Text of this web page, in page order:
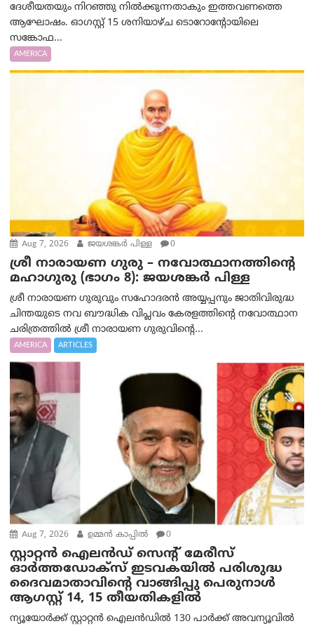
ദേശീയതയും നിറഞ്ഞു നിൽക്കുന്നതാകും ഇത്തവണത്തെ
ആഘോഷം. ഓഗസ്റ്റ് 15 ശനിയാഴ്ച ടൊറോന്റോയിലെ
സങ്കോഫ...
AMERICA
Aug 7, 2026 ജയശങ്കര്‍ പിള്ള 0
ശ്രീ നാരായണ ഗുരു – നവോത്ഥാനത്തിന്റെ
മഹാഗുരു (ഭാഗം 8): ജയശങ്കര്‍ പിള്ള
ശ്രീ നാരായണ ഗുരുവും സഹോദരൻ അയ്യപ്പനും ജാതിവിരുദ്ധ
ചിന്തയുടെ നവ ബൗദ്ധിക വിപ്ലവം കേരളത്തിന്റെ നവോത്ഥാന
ചരിത്രത്തിൽ ശ്രീ നാരായണ ഗുരുവിന്റെ...
AMERICA ARTICLES
Aug 7, 2026 ഉമ്മന്‍ കാപ്പില്‍ 0
സ്റ്റാറ്റൻ ഐലൻഡ് സെന്റ് മേരീസ്
ഓർത്തഡോക്സ് ഇടവകയിൽ പരിശുദ്ധ
ദൈവമാതാവിന്റെ വാങ്ങിപ്പു പെരുനാൾ
ആഗസ്റ്റ് 14, 15 തീയതികളിൽ
ന്യൂയോർക്ക് സ്റ്റാറ്റൻ ഐലൻഡിൽ 130 പാർക്ക് അവന്യൂവിൽ